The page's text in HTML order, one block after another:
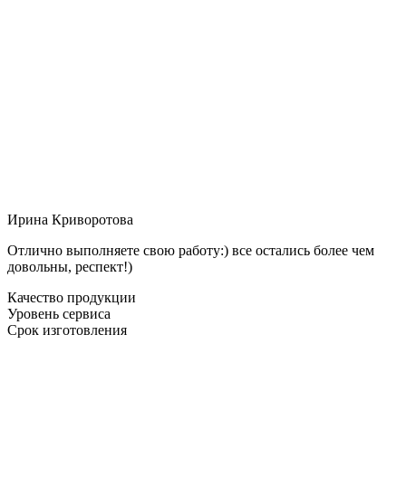
Ирина Криворотова
Отлично выполняете свою работу:) все остались более чем
довольны, респект!)
Качество продукции
Уровень сервиса
Срок изготовления